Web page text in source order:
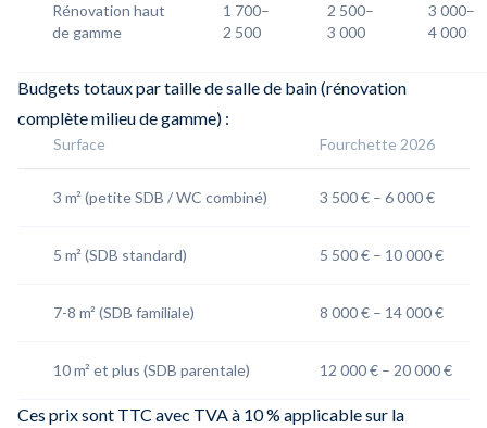
Rénovation haut
de gamme
1 700–
2 500
2 500–
3 000
3 000–
4 000
Budgets totaux par taille de salle de bain (rénovation
complète milieu de gamme) :
Surface Fourchette 2026
3 m² (petite SDB / WC combiné) 3 500 € – 6 000 €
5 m² (SDB standard) 5 500 € – 10 000 €
7-8 m² (SDB familiale) 8 000 € – 14 000 €
10 m² et plus (SDB parentale) 12 000 € – 20 000 €
Ces prix sont TTC avec TVA à 10 % applicable sur la